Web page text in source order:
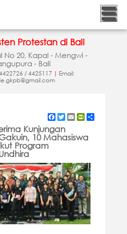
Protestan di Bali
No 20, Kapal - Mengwi -
- Bali
/ 4425117 | Email:
Facebook
Twitter
EmailPrintFriendly
Kunjungan
10 Mahasiswa
Program